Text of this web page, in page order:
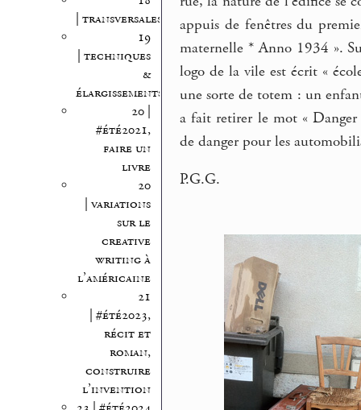
| transversales
19
| techniques
&
élargissements
20 |
#été2021,
faire un
livre
20
| variations
sur le
creative
writing à
l’américaine
21
| #été2023,
récit et
roman,
construire
l’invention
appuis de fenêtres du
maternelle * Anno 1934 ».
logo de la vile est écrit «
une sorte de totem : un
a fait retirer le mot «
de danger pour les
P.G.G.